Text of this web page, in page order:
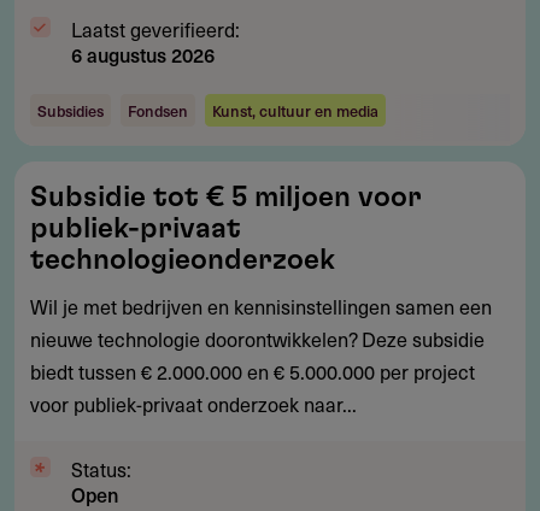
Laatst geverifieerd:
6 augustus 2026
Subsidies Fondsen Kunst, cultuur en media
tot
€
5
miljoen
voor
publiek-
privaat
Subsidie tot € 5 miljoen voor
publiek-privaat
technologieonderzoek
Wil je met bedrijven en kennisinstellingen samen een
nieuwe technologie doorontwikkelen? Deze subsidie
biedt tussen € 2.000.000 en € 5.000.000 per project
voor publiek-privaat onderzoek naar...
Status:
Open